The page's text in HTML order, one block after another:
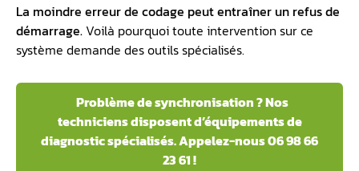
La moindre erreur de codage peut entraîner un refus de
démarrage. Voilà pourquoi toute intervention sur ce
système demande des outils spécialisés.
Problème de synchronisation ? Nos
techniciens disposent d’équipements de
diagnostic spécialisés. Appelez-nous 06 98 66
23 61 !